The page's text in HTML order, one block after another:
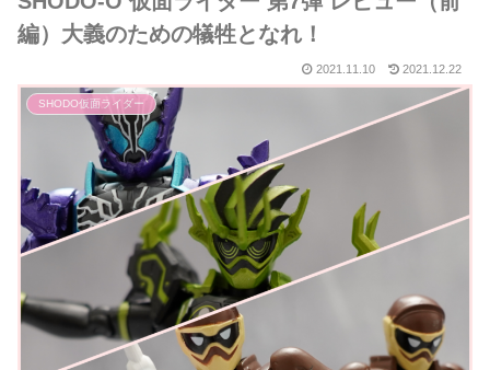
編）大義のための犠牲となれ！
2021.11.10 2021.12.22
SHODO仮面ライダー